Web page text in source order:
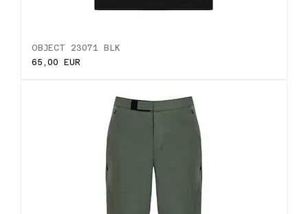
OBJECT 23071 BLK
Ціна
65,00 EUR